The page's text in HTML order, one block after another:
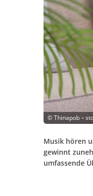
©Thinapob –
Musik hören
gewinnt
umfassende